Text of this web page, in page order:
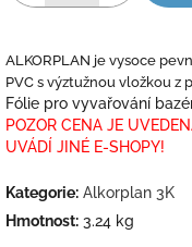
ALKORPLAN je vysoce
PVC s výztužnou vložkou z
Fólie pro vyvařování
POZOR CENA JE
UVÁDÍ JINÉ E-SHOPY!
Kategorie: Alkorplan 3K
Hmotnost: 3.24 kg